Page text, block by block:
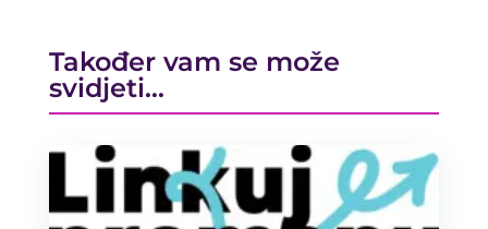
Također vam se može
svidjeti…